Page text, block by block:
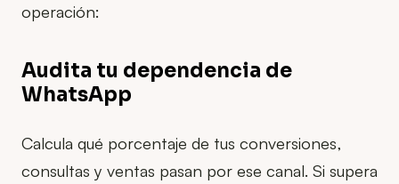
operación:
Audita tu dependencia de
WhatsApp
Calcula qué porcentaje de tus conversiones,
consultas y ventas pasan por ese canal. Si supera